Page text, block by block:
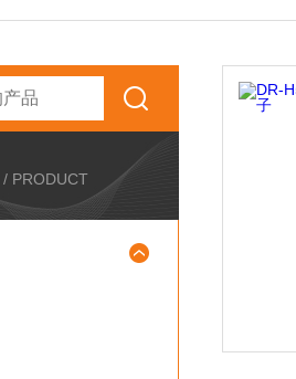
/ PRODUCT